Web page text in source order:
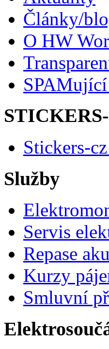
Články/
O HW
Stickers-
Služby
Servis
Repase
Kurzy
Smluvní